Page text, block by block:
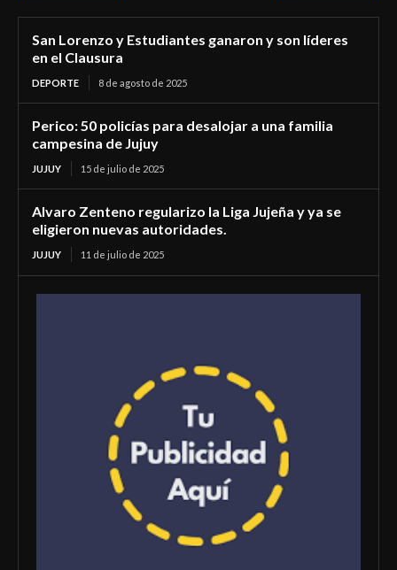
San Lorenzo y Estudiantes ganaron y son líderes
en el Clausura
DEPORTE 8 de agosto de 2025
Perico: 50 policías para desalojar a una familia
campesina de Jujuy
JUJUY 15 de julio de 2025
Alvaro Zenteno regularizo la Liga Jujeña y ya se
eligieron nuevas autoridades.
JUJUY 11 de julio de 2025